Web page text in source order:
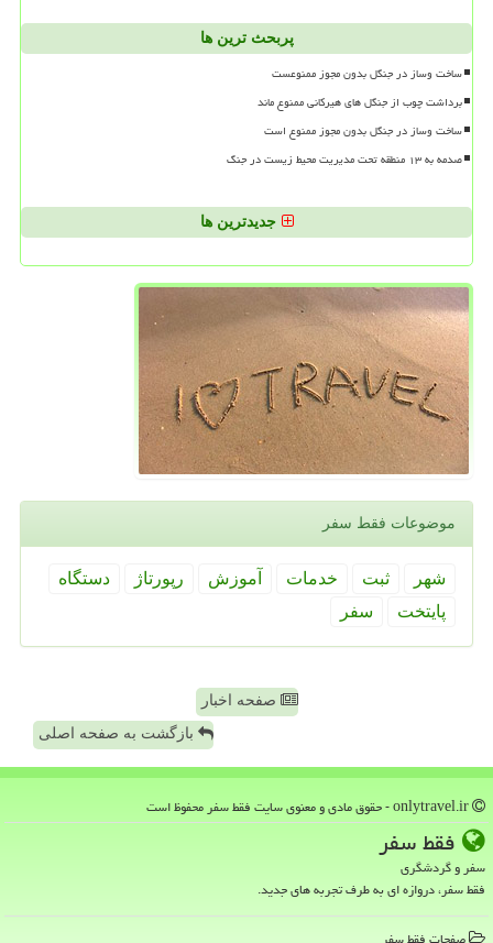
پربحث ترین ها
ساخت وساز در جنگل بدون مجوز ممنوعست
برداشت چوب از جنگل های هیرکانی ممنوع ماند
ساخت وساز در جنگل بدون مجوز ممنوع است
صدمه به ۱۳ منطقه تحت مدیریت محیط زیست در جنگ
جدیدترین ها
موضوعات فقط سفر
شهر ثبت خدمات آموزش رپورتاژ
دستگاه
پایتخت
سفر
صفحه اخبار
بازگشت به صفحه اصلی
فقط سفر
سفر و گردشگری
فقط سفر، دروازه ای به طرف تجربه های جدید.